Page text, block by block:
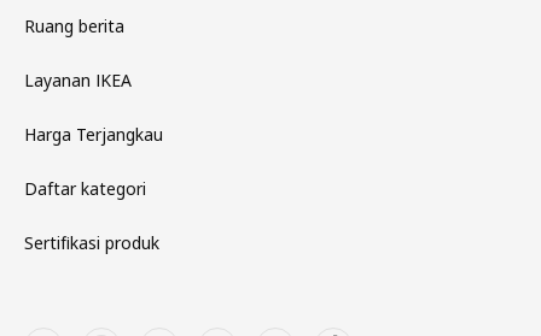
Ruang berita
Layanan IKEA
Harga Terjangkau
Daftar kategori
Sertifikasi produk